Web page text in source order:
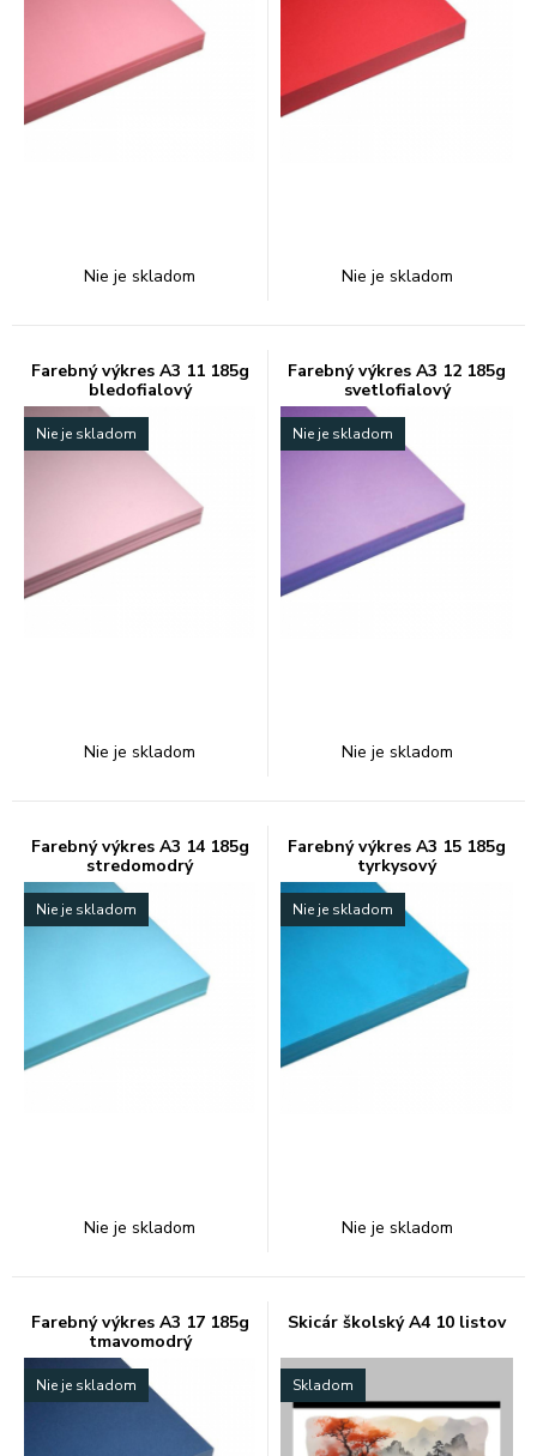
Nie je skladom Nie je skladom
Farebný výkres A3 11 185g
bledofialový
Nie je skladom
Nie je skladom
Farebný výkres A3 12 185g
svetlofialový
Nie je skladom
Nie je skladom
Farebný výkres A3 14 185g
stredomodrý
Nie je skladom
Nie je skladom
Farebný výkres A3 15 185g
tyrkysový
Nie je skladom
Nie je skladom
Farebný výkres A3 17 185g
tmavomodrý
Nie je skladom
Skicár školský A4 10 listov
Skladom